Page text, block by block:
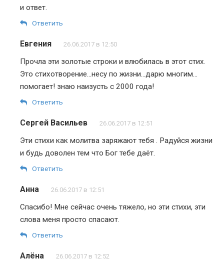
и ответ.
Ответить
Евгения 26.06.2017 в 12:50
Прочла эти золотые строки и влюбилась в этот стих.
Это стихотворение…несу по жизни…дарю многим…
помогает! знаю наизусть с 2000 года!
Ответить
Сергей Васильев 26.06.2017 в 12:51
Эти стихи как молитва заряжают тебя . Радуйся жизни
и будь доволен тем что Бог тебе даёт.
Ответить
Анна 26.06.2017 в 12:51
Спасибо! Мне сейчас очень тяжело, но эти стихи, эти
слова меня просто спасают.
Ответить
Алёна 26.06.2017 в 12:52